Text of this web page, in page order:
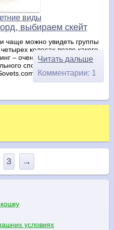
виды
выбираем скейт
чаще можно увидеть группы
колесах возле какого-
– очень зрелищный и бурно
спорта, завоевывающий
более чем уверен,
Читать дальше
Комментарии: 1
3 →
условиях